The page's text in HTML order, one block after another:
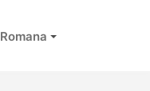
Romana